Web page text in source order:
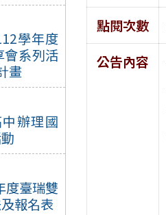
學年度
會系列活
畫
辦理國
度臺瑞雙
報名表
點閱次數
公告內容